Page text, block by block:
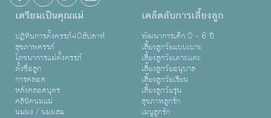
เตรียมเป็นคุณแม่
ปฏิทินการตั้งครรภ์40สัปดาห์
สุขภาพครรภ์
โภชนาการแม่ตั้งครรภ์
ตั้งชื่อลูก
การคลอด
หลังคลอดบุตร
คลินิคนมแม่
นมผง / นมผสม
เคล็ดลับการเลี้ยงลูก
พัฒนาการเด็ก 0 - 6 ปี
เลี้ยงลูกวัยแบบเบาะ
เลี้ยงลูกวัยเตาะเเตะ
เลี้ยงลูกวัยอนุบาล
เลี้ยงลูกวัยเรียน
เลี้ยงลูกวัยรุ่น
สุขภาพลูกรัก
เมนูลูกรัก